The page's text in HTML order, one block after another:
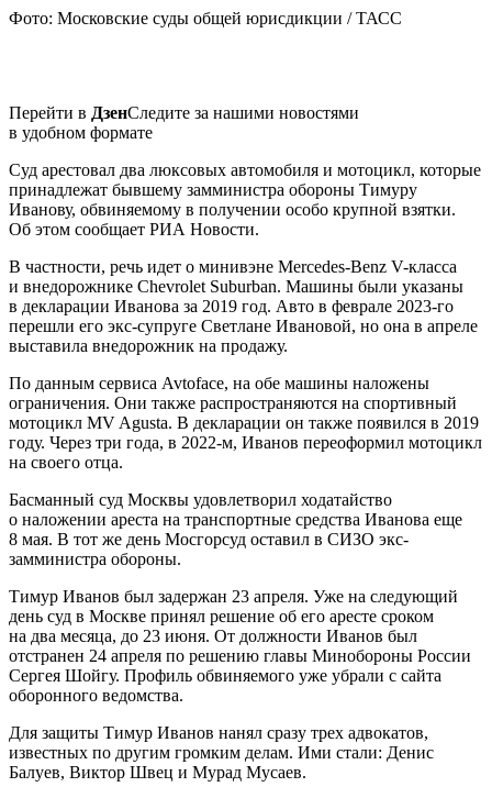
Фото: Московские суды общей юрисдикции / ТАСС
Перейти в ДзенСледите за нашими новостями
в удобном формате
Суд арестовал два люксовых автомобиля и мотоцикл, которые
принадлежат бывшему замминистра обороны Тимуру
Иванову, обвиняемому в получении особо крупной взятки.
Об этом сообщает РИА Новости.
В частности, речь идет о минивэне Mercedes-Benz V-класса
и внедорожнике Chevrolet Suburban. Машины были указаны
в декларации Иванова за 2019 год. Авто в феврале 2023-го
перешли его экс-супруге Светлане Ивановой, но она в апреле
выставила внедорожник на продажу.
По данным сервиса Avtoface, на обе машины наложены
ограничения. Они также распространяются на спортивный
мотоцикл MV Agusta. В декларации он также появился в 2019
году. Через три года, в 2022-м, Иванов переоформил мотоцикл
на своего отца.
Басманный суд Москвы удовлетворил ходатайство
о наложении ареста на транспортные средства Иванова еще
8 мая. В тот же день Мосгорсуд оставил в СИЗО экс-
замминистра обороны.
Тимур Иванов был задержан 23 апреля. Уже на следующий
день суд в Москве принял решение об его аресте сроком
на два месяца, до 23 июня. От должности Иванов был
отстранен 24 апреля по решению главы Минобороны России
Сергея Шойгу. Профиль обвиняемого уже убрали с сайта
оборонного ведомства.
Для защиты Тимур Иванов нанял сразу трех адвокатов,
известных по другим громким делам. Ими стали: Денис
Балуев, Виктор Швец и Мурад Мусаев.